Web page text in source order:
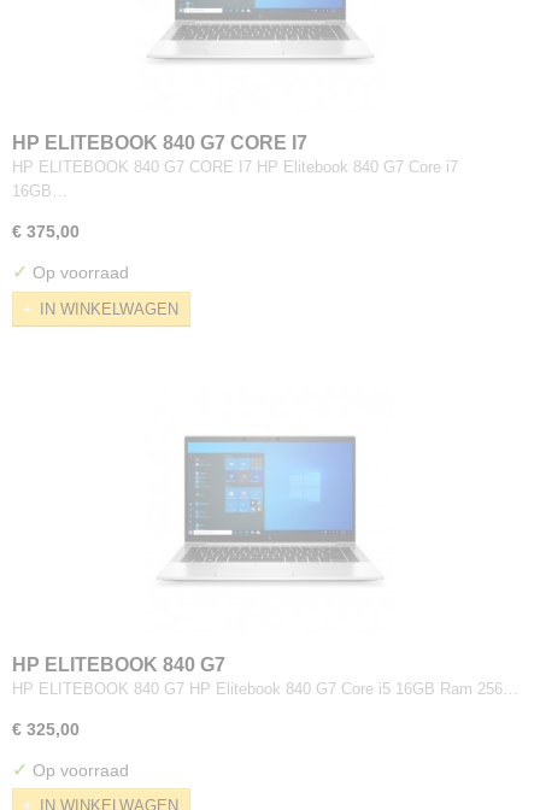
HP ELITEBOOK 840 G7 CORE I7
HP ELITEBOOK 840 G7 CORE I7 HP Elitebook 840 G7 Core i7
16GB…
€ 375,00
✓ Op voorraad
IN WINKELWAGEN
HP ELITEBOOK 840 G7
HP ELITEBOOK 840 G7 HP Elitebook 840 G7 Core i5 16GB Ram 256…
€ 325,00
✓ Op voorraad
IN WINKELWAGEN